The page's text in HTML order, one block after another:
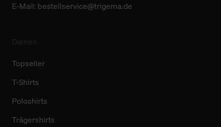
E-Mail: bestellservice@trigema.de
Topseller
T-Shirts
Poloshirts
Trägershirts